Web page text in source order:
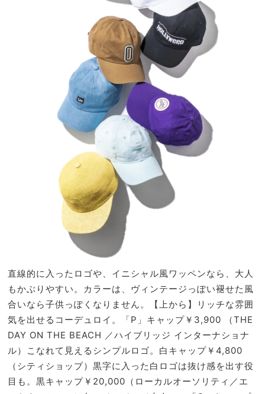
直線的に入ったロゴや、イニシャル風ワッペンなら、大人
もかぶりやすい。カラーは、ヴィンテージっぽい褪せた風
合いなら子供っぽくなりません。【上から】リッチな雰囲
気を出せるコーデュロイ。「P」キャップ￥3,900 （THE
DAY ON THE BEACH ／ハイブリッジ インターナショナ
ル）こなれて見えるシンプルロゴ。白キャップ￥4,800
（シティショップ）黒字に入った白ロゴは抜け感を出す役
目も。黒キャップ￥20,000（ローカルオーソリティ／エ